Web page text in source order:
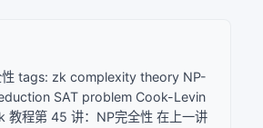
tags: zk complexity theory NP-
SAT problem Cook-Levin
教程第 45 讲：NP完全性 在上一讲